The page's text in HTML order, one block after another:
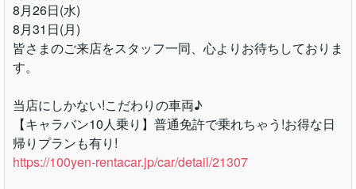
8月26日(水)
8月31日(月)
皆さまのご来店をスタッフ一同、心よりお待ちしておりま
す。
当店にしかない!こだわりの車両♪
【キャラバン10人乗り】普通免許で乗れちゃう!お得な日
帰りプランも有り!
https://100yen-rentacar.jp/car/detail/21307